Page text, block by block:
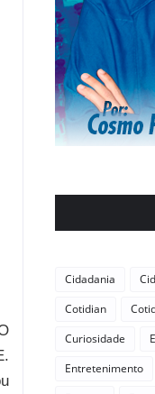
Cidadania
Cotidian
Curiosidade
Entretenimento